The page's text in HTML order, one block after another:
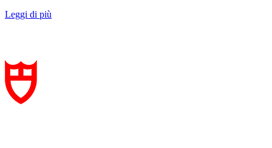
Leggi di più